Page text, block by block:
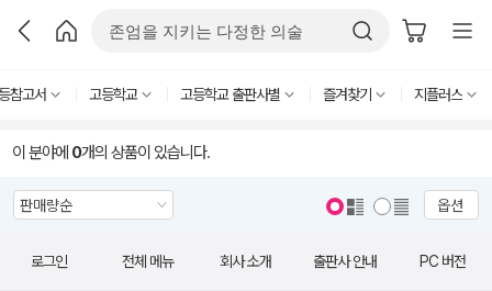
참고서 고등학교 고등학교 출판사별 즐겨찾기 지플러스
이 분야에 0개의 상품이 있습니다.
옵션
로그인 전체 메뉴 회사 소개 출판사 안내 PC 버전